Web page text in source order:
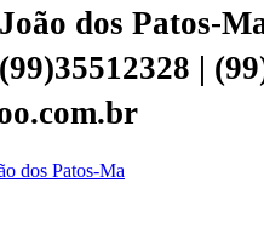
dos Patos-
|
dos Patos-Ma